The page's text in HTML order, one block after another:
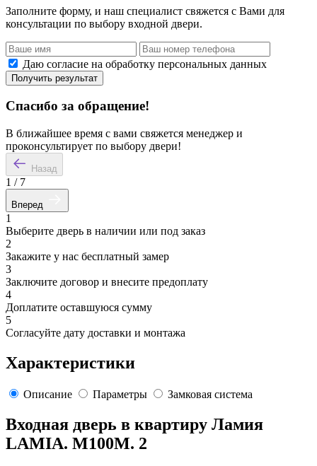
Заполните форму, и наш специалист свяжется с Вами для
консультации по выбору входной двери.
Даю согласие на обработку персональных данных
Получить результат
Спасибо за обращение!
В ближайшее время с вами свяжется менеджер и
проконсультирует по выбору двери!
Назад
1 / 7
Вперед
1
Выберите дверь в наличии или под заказ
2
Закажите у нас бесплатный замер
3
Заключите договор и внесите предоплату
4
Доплатите оставшуюся сумму
5
Согласуйте дату доставки и монтажа
Характеристики
Описание Параметры Замковая система
Входная дверь в квартиру Ламия
LAMIA. M100M. 2